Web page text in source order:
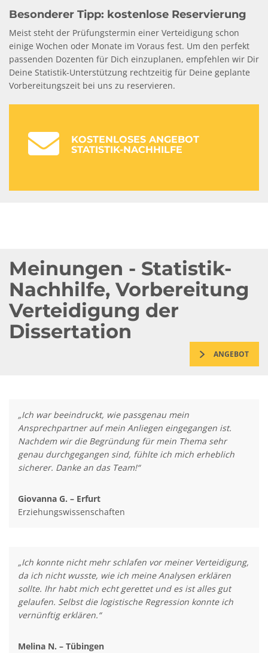
Besonderer Tipp: kostenlose Reservierung
Meist steht der Prüfungstermin einer Verteidigung schon
einige Wochen oder Monate im Voraus fest. Um den perfekt
passenden Dozenten für Dich einzuplanen, empfehlen wir Dir
Deine Statistik-Unterstützung rechtzeitig für Deine geplante
Vorbereitungszeit bei uns zu reservieren.
KOSTENLOSES ANGEBOT
STATISTIK-NACHHILFE
Meinungen - Statistik-
Nachhilfe, Vorbereitung
Verteidigung der
Dissertation
ANGEBOT
„Ich war beeindruckt, wie passgenau mein
Ansprechpartner auf mein Anliegen eingegangen ist.
Nachdem wir die Begründung für mein Thema sehr
genau durchgegangen sind, fühlte ich mich erheblich
sicherer. Danke an das Team!“
Giovanna G. – Erfurt
Erziehungswissenschaften
„Ich konnte nicht mehr schlafen vor meiner Verteidigung,
da ich nicht wusste, wie ich meine Analysen erklären
sollte. Ihr habt mich echt gerettet und es ist alles gut
gelaufen. Selbst die logistische Regression konnte ich
vernünftig erklären.“
Melina N. – Tübingen